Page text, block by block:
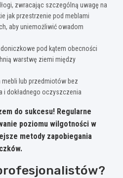
zwracając szczególną uwagę na
jak przestrzenie pod meblami
aby uniemożliwić owadom
pod kątem obecności
warstwę ziemi między
mebli lub przedmiotów bez
i dokładnego oczyszczenia
do sukcesu! Regularne
poziomu wilgotności w
metody zapobiegania